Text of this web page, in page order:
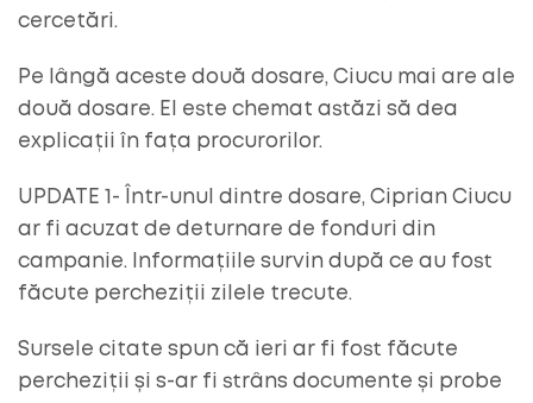
cercetări.
Pe lângă aceste două dosare, Ciucu mai are ale
două dosare. El este chemat astăzi să dea
explicații în fața procurorilor.
UPDATE 1- Într-unul dintre dosare, Ciprian Ciucu
ar fi acuzat de deturnare de fonduri din
campanie. Informațiile survin după ce au fost
făcute percheziții zilele trecute.
Sursele citate spun că ieri ar fi fost făcute
percheziții și s-ar fi strâns documente și probe